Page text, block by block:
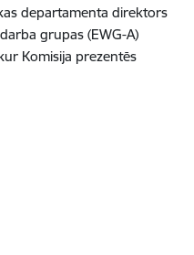
departamenta direktors
grupas (EWG-A)
Komisija prezentēs